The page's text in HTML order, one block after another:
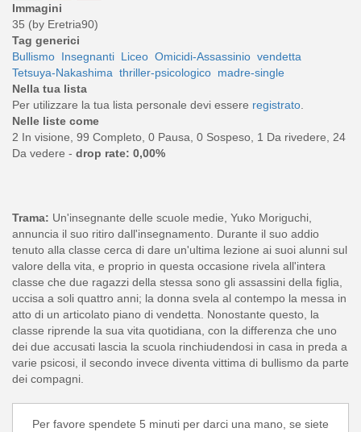
Immagini
35 (by Eretria90)
Tag generici
Bullismo Insegnanti Liceo Omicidi-Assassinio vendetta
Tetsuya-Nakashima thriller-psicologico madre-single
Nella tua lista
Per utilizzare la tua lista personale devi essere registrato
Nelle liste come
2 In visione, 99 Completo, 0 Pausa, 0 Sospeso, 1 Da rivedere, 24
Da vedere - drop rate: 0,00%
Trama: Un'insegnante delle scuole medie, Yuko Moriguchi,
annuncia il suo ritiro dall'insegnamento. Durante il suo addio
tenuto alla classe cerca di dare un'ultima lezione ai suoi alunni sul
valore della vita, e proprio in questa occasione rivela all'intera
classe che due ragazzi della stessa sono gli assassini della figlia,
uccisa a soli quattro anni; la donna svela al contempo la messa in
atto di un articolato piano di vendetta. Nonostante questo, la
classe riprende la sua vita quotidiana, con la differenza che uno
dei due accusati lascia la scuola rinchiudendosi in casa in preda a
varie psicosi, il secondo invece diventa vittima di bullismo da parte
dei compagni.
Per favore spendete 5 minuti per darci una mano, se siete